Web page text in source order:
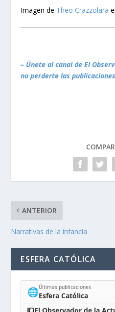
Imagen de Theo Crazzolara
– Únete al canal de El
no perderte las
ANTERIOR
Narrativas de la infancia
ESFERA CATÓLICA
🌐Últimas publicaciones
Esfera Católica
El Observador de la